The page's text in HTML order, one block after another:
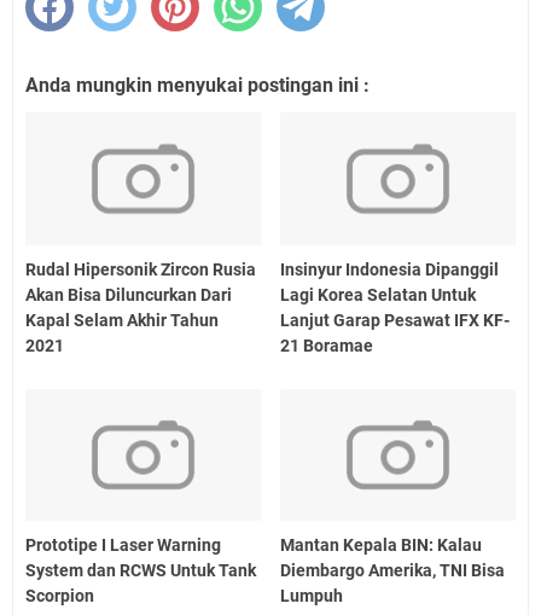
Anda mungkin menyukai postingan ini :
Rudal Hipersonik Zircon Rusia
Akan Bisa Diluncurkan Dari
Kapal Selam Akhir Tahun
2021
Insinyur Indonesia Dipanggil
Lagi Korea Selatan Untuk
Lanjut Garap Pesawat IFX KF-
21 Boramae
Prototipe I Laser Warning
System dan RCWS Untuk Tank
Scorpion
Mantan Kepala BIN: Kalau
Diembargo Amerika, TNI Bisa
Lumpuh